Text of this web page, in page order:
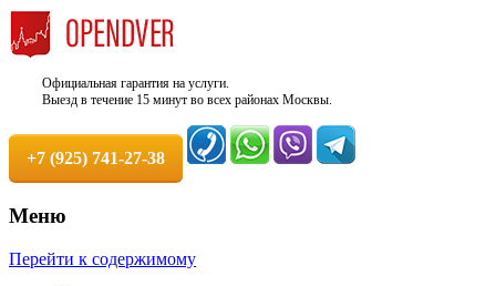
Официальная гарантия на услуги.
Выезд в течение 15 минут во всех районах Москвы.
+7 (925) 741-27-38
Служба вскрытия и ремонта
Круглосуточно. 100% Гарантия!
Меню
Перейти к содержимому